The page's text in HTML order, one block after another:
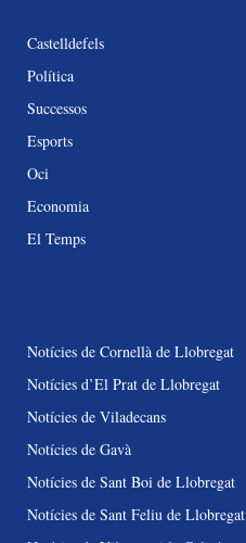
Castelldefels
Política
Successos
Esports
Oci
Economia
El Temps
Notícies de Cornellà de Llobregat
Notícies d’El Prat de Llobregat
Notícies de Viladecans
Notícies de Gavà
Notícies de Sant Boi de Llobregat
Notícies de Sant Feliu de Llobregat